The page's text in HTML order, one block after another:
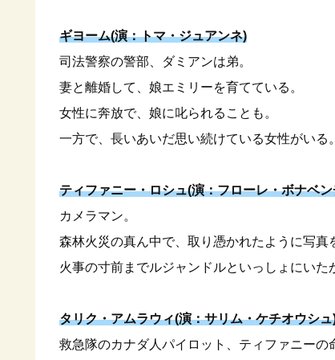
ギヨーム(演：トマ・ジュアンネ)
司法警察の警部、ダミアンは弟。
妻と離婚して、娘エミリーを育てている。
女性に奔放で、娘に叱られることも。
一方で、長いあいだ思い続けている女性がいる。
ティファニー・ロシュ(演：フローレ・ボナベ
カメラマン。
森林火災の真ん中で、取り憑かれたように写真
火事の寸前までルジャンドルといっしょにいた
タリク・アムラウィ(演：サリム・ケチオウシュ
救急隊のカナダ人パイロット、ティファニーの